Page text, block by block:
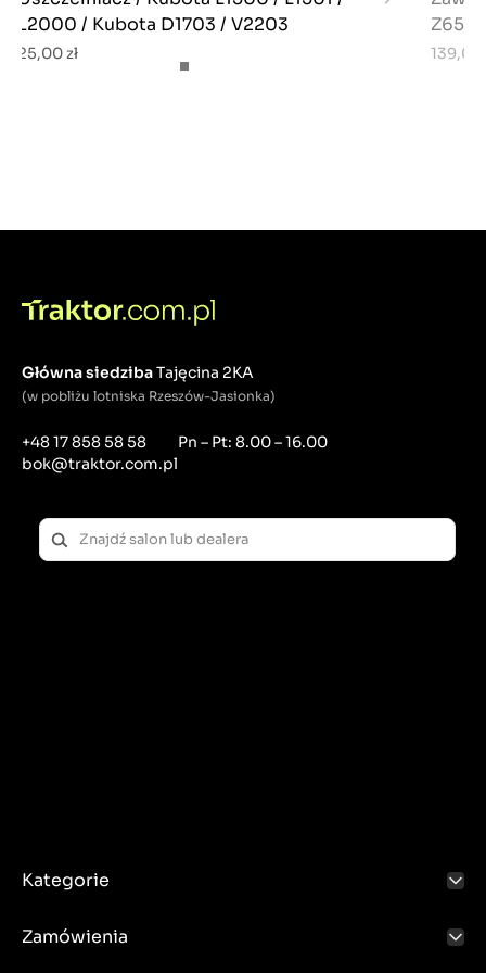
L2000 / Kubota D1703 / V2203
25,00 zł
Z650
139,00
Główna siedzibaTajęcina 2KA
(w pobliżu lotniska Rzeszów-Jasionka)
+48 17 858 58 58
bok@traktor.com.pl
Pn – Pt: 8.00 – 16.00
Kategorie
Zamówienia